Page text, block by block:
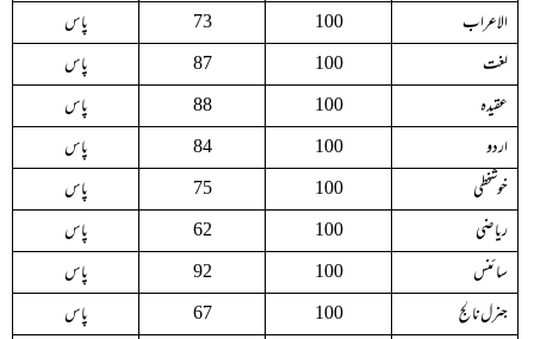
الاعراب
100
73
پاس
لغت
100
87
پاس
عقیدہ
100
88
پاس
اردو
100
84
پاس
خوشخطی
100
75
پاس
ریاضی
100
62
پاس
سائنس
100
92
پاس
جنرل نالج
100
67
پاس